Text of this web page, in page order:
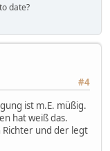
date?
#4
ist m.E. müßig.
hat weiß das.
Richter und der legt